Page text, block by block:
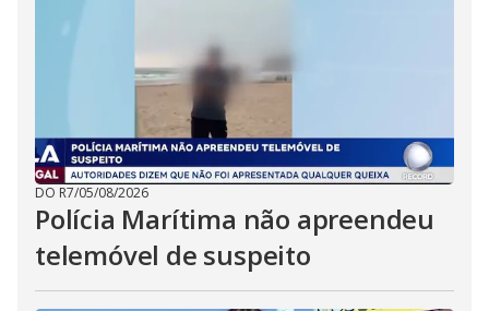
DO R7/05/08/2026
Polícia Marítima não apreendeu
telemóvel de suspeito